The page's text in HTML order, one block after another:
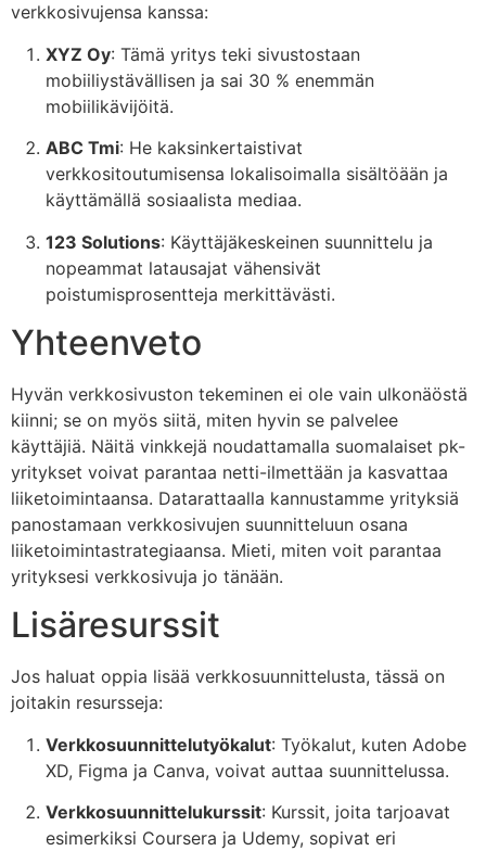
verkkosivujensa kanssa:
XYZ Oy: Tämä yritys teki sivustostaan
mobiiliystävällisen ja sai 30 % enemmän
mobiilikävijöitä.
ABC Tmi: He kaksinkertaistivat
verkkositoutumisensa lokalisoimalla sisältöään ja
käyttämällä sosiaalista mediaa.
123 Solutions: Käyttäjäkeskeinen suunnittelu ja
nopeammat latausajat vähensivät
poistumisprosentteja merkittävästi.
Yhteenveto
Hyvän verkkosivuston tekeminen ei ole vain ulkonäöstä
kiinni; se on myös siitä, miten hyvin se palvelee
käyttäjiä. Näitä vinkkejä noudattamalla suomalaiset pk-
yritykset voivat parantaa netti-ilmettään ja kasvattaa
liiketoimintaansa. Datarattaalla kannustamme yrityksiä
panostamaan verkkosivujen suunnitteluun osana
liiketoimintastrategiaansa. Mieti, miten voit parantaa
yrityksesi verkkosivuja jo tänään.
Lisäresurssit
Jos haluat oppia lisää verkkosuunnittelusta, tässä on
joitakin resursseja:
Verkkosuunnittelutyökalut: Työkalut, kuten Adobe
XD, Figma ja Canva, voivat auttaa suunnittelussa.
Verkkosuunnittelukurssit: Kurssit, joita tarjoavat
esimerkiksi Coursera ja Udemy, sopivat eri